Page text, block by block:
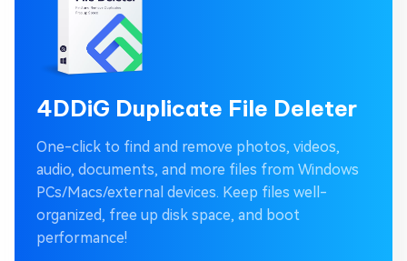
4DDiG Duplicate File Deleter
One-click to find and remove photos, videos,
audio, documents, and more files from Windows
PCs/Macs/external devices. Keep files well-
organized, free up disk space, and boot
performance!